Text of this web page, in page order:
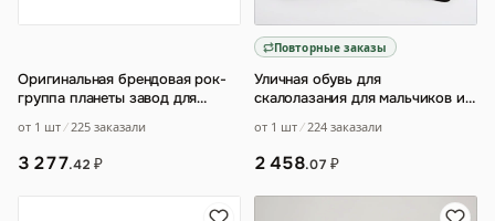
Оригинальная брендовая рок-
группа планеты завод для
на открыто …
от 1 шт 225 заказали
3 277.42 ₽
Повторные заказы
Уличная обувь для
скалолазания для мальчиков и
от 1 шт 224 заказали
2 458.07 ₽